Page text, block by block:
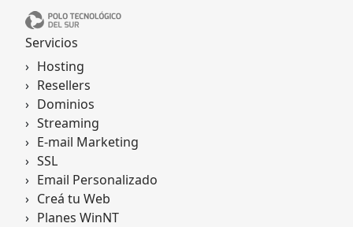
Servicios
Hosting
Resellers
Dominios
Streaming
E-mail Marketing
SSL
Email Personalizado
Creá tu Web
Planes WinNT